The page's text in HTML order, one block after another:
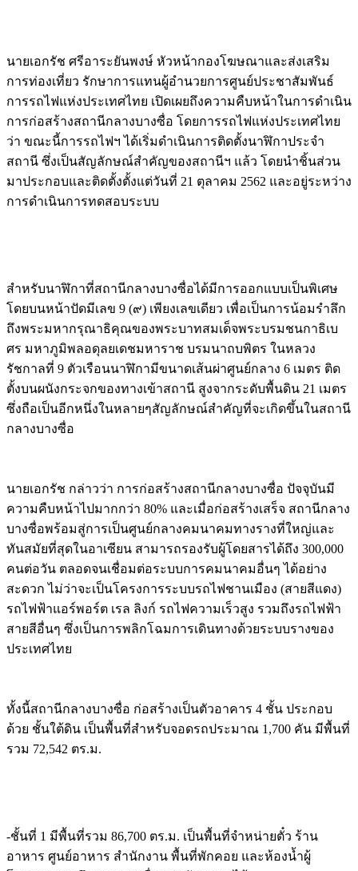
นายเอกรัช ศรีอาระยันพงษ์ หัวหน้ากองโฆษณาและส่งเสริม
การท่องเที่ยว รักษาการแทนผู้อำนวยการศูนย์ประชาสัมพันธ์
การรถไฟแห่งประเทศไทย เปิดเผยถึงความคืบหน้าในการดำเนิน
การก่อสร้างสถานีกลางบางซื่อ โดยการรถไฟแห่งประเทศไทย
ว่า ขณะนี้การรถไฟฯ ได้เริ่มดำเนินการติดตั้งนาฬิกาประจำ
สถานี ซึ่งเป็นสัญลักษณ์สำคัญของสถานีฯ แล้ว โดยนำชิ้นส่วน
มาประกอบและติดตั้งตั้งแต่วันที่ 21 ตุลาคม 2562 และอยู่ระหว่าง
การดำเนินการทดสอบระบบ
สำหรับนาฬิกาที่สถานีกลางบางซื่อได้มีการออกแบบเป็นพิเศษ
โดยบนหน้าปัดมีเลข 9 (๙) เพียงเลขเดียว เพื่อเป็นการน้อมรำลึก
ถึงพระมหากรุณาธิคุณของพระบาทสมเด็จพระบรมชนกาธิเบ
ศร มหาภูมิพลอดุลยเดชมหาราช บรมนาถบพิตร ในหลวง
รัชกาลที่ 9 ตัวเรือนนาฬิกามีขนาดเส้นผ่าศูนย์กลาง 6 เมตร ติด
ตั้งบนผนังกระจกของทางเข้าสถานี สูงจากระดับพื้นดิน 21 เมตร
ซึ่งถือเป็นอีกหนึ่งในหลายๆสัญลักษณ์สำคัญที่จะเกิดขึ้นในสถานี
กลางบางซื่อ
นายเอกรัช กล่าวว่า การก่อสร้างสถานีกลางบางซื่อ ปัจจุบันมี
ความคืบหน้าไปมากกว่า 80% และเมื่อก่อสร้างเสร็จ สถานีกลาง
บางซื่อพร้อมสู่การเป็นศูนย์กลางคมนาคมทางรางที่ใหญ่และ
ทันสมัยที่สุดในอาเซียน สามารถรองรับผู้โดยสารได้ถึง 300,000
คนต่อวัน ตลอดจนเชื่อมต่อระบบการคมนาคมอื่นๆ ได้อย่าง
สะดวก ไม่ว่าจะเป็นโครงการระบบรถไฟชานเมือง (สายสีแดง)
รถไฟฟ้าแอร์พอร์ต เรล ลิงก์ รถไฟความเร็วสูง รวมถึงรถไฟฟ้า
สายสีอื่นๆ ซึ่งเป็นการพลิกโฉมการเดินทางด้วยระบบรางของ
ประเทศไทย
ทั้งนี้สถานีกลางบางซื่อ ก่อสร้างเป็นตัวอาคาร 4 ชั้น ประกอบ
ด้วย ชั้นใต้ดิน เป็นพื้นที่สำหรับจอดรถประมาณ 1,700 คัน มีพื้นที่
รวม 72,542 ตร.ม.
-ชั้นที่ 1 มีพื้นที่รวม 86,700 ตร.ม. เป็นพื้นที่จำหน่ายตั๋ว ร้าน
อาหาร ศูนย์อาหาร สำนักงาน พื้นที่พักคอย และห้องน้ำผู้